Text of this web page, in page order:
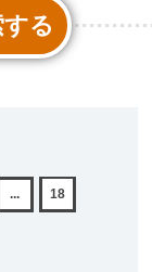
... 18